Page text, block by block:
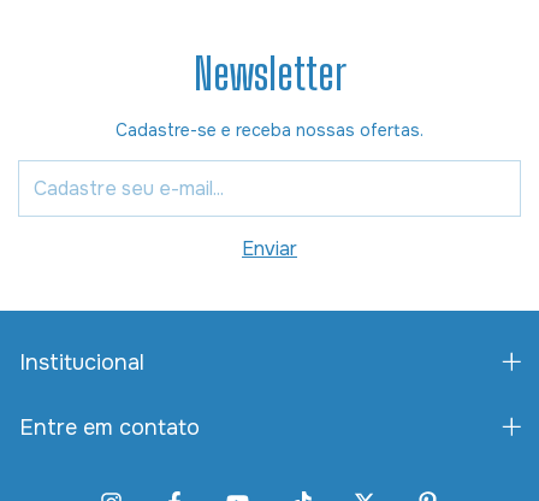
Newsletter
Cadastre-se e receba nossas ofertas.
Institucional
Entre em contato